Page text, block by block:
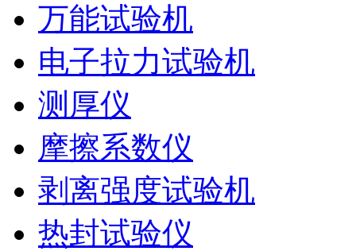
万能试验机
电子拉力试验机
测厚仪
摩擦系数仪
剥离强度试验机
热封试验仪